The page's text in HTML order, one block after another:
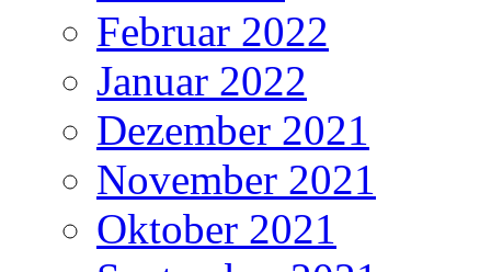
Februar 2022
Januar 2022
Dezember 2021
November 2021
Oktober 2021